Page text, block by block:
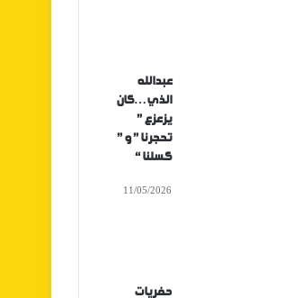
عبدالله
الذي…كان
يزعزع ”
تحجرنا ” و ”
كسلنا “
11/05/2026
حفريات